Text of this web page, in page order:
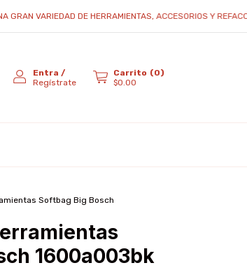
DE HERRAMIENTAS, ACCESORIOS Y REFACCIONES...
Entra /
Regístrate
Carrito (0)
$0.00
Softbag Big Bosch
1600a003bk